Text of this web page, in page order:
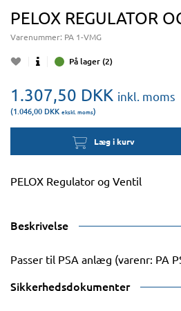
PELOX REGULATOR
Varenummer: PA 1-VMG
På lager (2)
1.307,50 DKK inkl. moms
(1.046,00 DKK ekskl. moms)
Læg i kurv
PELOX Regulator og Ventil
Beskrivelse
Passer til PSA anlæg (varenr: PA
Sikkerhedsdokumenter